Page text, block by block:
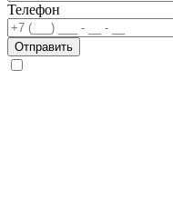
Телефон
Отправить